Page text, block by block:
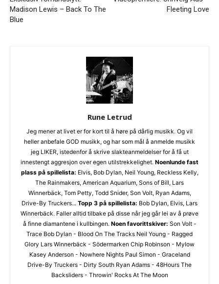
Ønsker du omtale på Dust of Daylight?
Les bloggen.Passer din musikk inn blant platene vi skriver
om? Dust of Daylight er på mange måter en nisjeblogg, så
Madison Lewis – Back To The
Blue
Fleeting Love
Rune Letrud
Jeg mener at livet er for kort til å høre på dårlig musikk. Og vil
heller anbefale GOD musikk, og har som mål å anmelde musikk
jeg LIKER, istedenfor å skrive slakteanmeldelser for å få ut
innestengt aggresjon over egen utilstrekkelighet. Noenlunde fast
plass på spillelista: Elvis, Bob Dylan, Neil Young, Reckless Kelly,
The Rainmakers, American Aquarium, Sons of Bill, Lars
Winnerbäck, Tom Petty, Todd Snider, Son Volt, Ryan Adams,
Drive-By Truckers... Topp 3 på spillelista: Bob Dylan, Elvis, Lars
Winnerbäck. Faller alltid tilbake på disse når jeg går lei av å prøve
å finne diamantene i kullbingen. Noen favorittskiver: Son Volt -
Trace Bob Dylan - Blood On The Tracks Neil Young - Ragged
Glory Lars Winnerbäck - Södermarken Chip Robinson - Mylow
Kasey Anderson - Nowhere Nights Paul Simon - Graceland
Drive-By Truckers - Dirty South Ryan Adams - 48Hours The
Backsliders - Throwin' Rocks At The Moon